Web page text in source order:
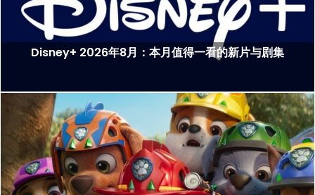
Disney+ 2026年8月：本月值得一看的新片与剧集